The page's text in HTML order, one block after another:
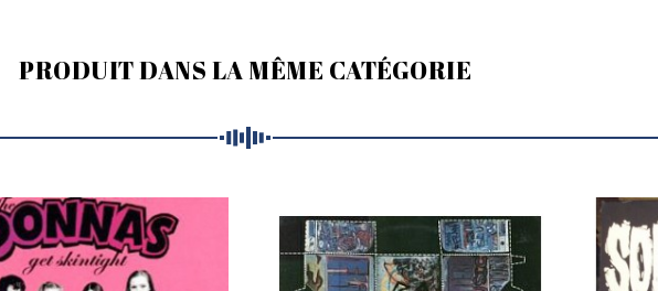
PRODUIT DANS LA MÊME CATÉGORIE